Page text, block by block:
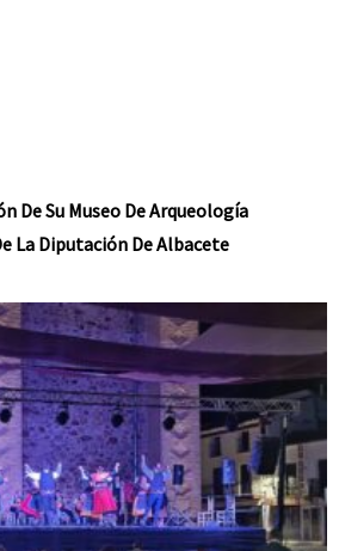
De Su Museo De Arqueología
La Diputación De Albacete